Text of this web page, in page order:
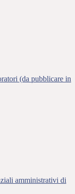
(da pubblicare in
amministrativi di